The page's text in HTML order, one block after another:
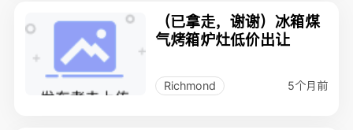
（已拿走，谢谢）冰箱煤
气烤箱炉灶低价出让
Richmond 5个月前